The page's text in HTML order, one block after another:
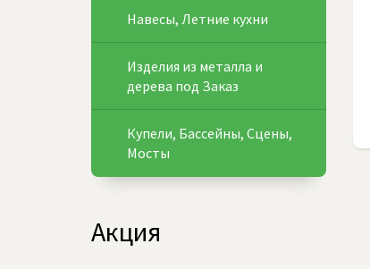
Навесы, Летние кухни
Изделия из металла и
дерева под Заказ
Купели, Бассейны, Сцены,
Мосты
Акция